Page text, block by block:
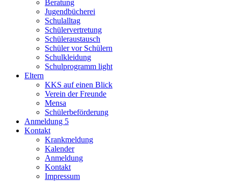
Beratung
Jugendbücherei
Schulalltag
Schülervertretung
Schüleraustausch
Schüler vor Schülern
Schulkleidung
Schulprogramm light
Eltern
KKS auf einen Blick
Verein der Freunde
Mensa
Schülerbeförderung
Anmeldung 5
Kontakt
Krankmeldung
Kalender
Anmeldung
Kontakt
Impressum